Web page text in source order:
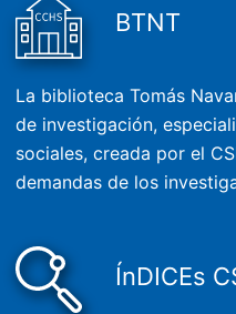
BTNT
La biblioteca Tomás
de investigación,
sociales, creada por el
demandas de los
ÍnDICEs